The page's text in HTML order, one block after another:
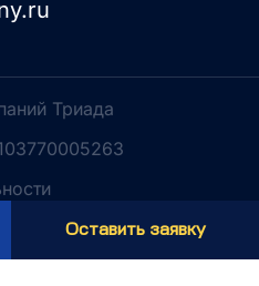
Триада
Оставить заявку